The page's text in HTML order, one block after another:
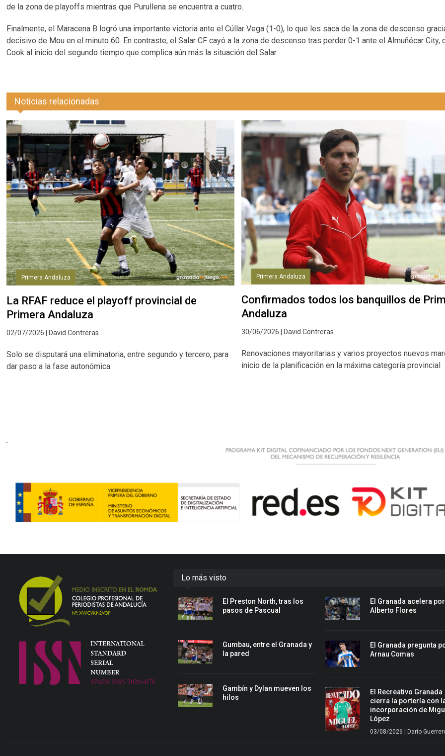
de la zona de playoffs mientras que Purullena se encuentra a cuatro.
Finalmente, el Maracena B logró una importante victoria ante el Cúllar Vega (1-0), lo que les saca de la zona de descenso
decisivo de Mou en el minuto 60. En contraste, el Salar CF cayó a la zona de descenso tras perder 0-1 ante el Almuñécar City,
Cook al inicio del segundo tiempo que complica aún más la situación del Salar.
Noticias relacionadas
Primera Andaluza
La RFAF reduce el playoff provincial de
Primera Andaluza
02/07/2026 | David Contreras
Solo se disputará una eliminatoria, entre segundo y tercero, para
dar paso a la fase autonómica
Primera Andaluza
Confirmados todos los banquillos de
Andaluza
30/06/2026 | David Contreras
Renovaciones mayoritarias y varios proyectos nuevos
inicio de la planificación en la máxima categoría provincial
Lo más visto
El Preston North, tras los
pasos de Pascual
Gumbau, entre el Granada y
la pared
Gambín y Dylan mueven los
hilos
El Granada acelera por
Alberto Flores
El Granada pregunta
Arnau Comas
El Recreativo Granada
cierra la portería con
incorporación de
López
03/08/2026 | Darío